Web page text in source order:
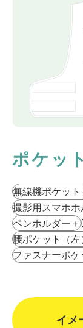
ポケット
無線機ポケット
撮影⽤スマホ
ペンホルダー ＋
腰ポケット（左
ファスナーポケ
イメ